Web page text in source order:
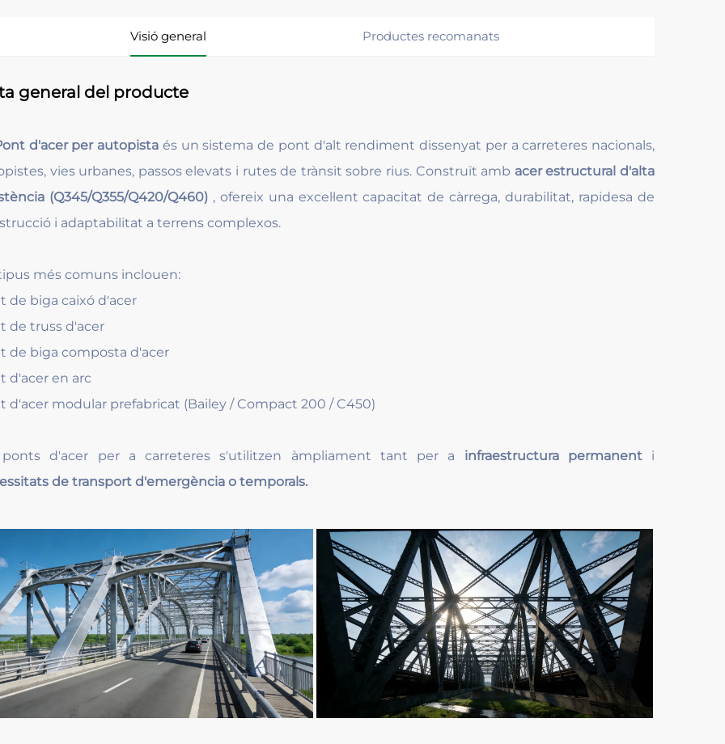
Visió general Productes recomanats
general del producte
d'acer per autopista és un sistema de pont d'alt rendiment dissenyat per a carreteres nacionals,
vies urbanes, passos elevats i rutes de trànsit sobre rius. Construït amb acer estructural d'alta
(Q345/Q355/Q420/Q460) , ofereix una excel·lent capacitat de càrrega, durabilitat, rapidesa de
i adaptabilitat a terrens complexos.
més comuns inclouen:
de biga caixó d'acer
de truss d'acer
de biga composta d'acer
d'acer en arc
d'acer modular prefabricat (Bailey / Compact 200 / C450)
d'acer per a carreteres s'utilitzen àmpliament tant per a infraestructura permanent i
de transport d'emergència o temporals.